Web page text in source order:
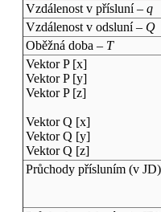
Vzdálenost v přísluní – q
Vzdálenost v odsluní – Q
Oběžná doba – T
Vektor P [x]
Vektor P [y]
Vektor P [z]
Vektor Q [x]
Vektor Q [y]
Vektor Q [z]
Průchody přísluním (v JD)